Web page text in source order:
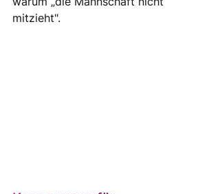
mitzieht".